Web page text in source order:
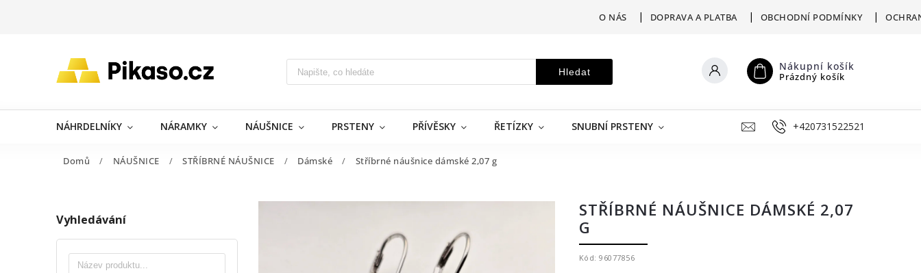
O NÁS DOPRAVA A PLATBA OBCHODNÍ PODMÍNKY
Hledat Nákupní košík
Prázdný košík
NÁHRDELNÍKY NÁRAMKY NÁUŠNICE PRSTENY PŘÍVĚSKY ŘETÍZKY SNUBNÍ PRSTENY ŠPERKY K RYTÍ VÝKUP ZLATNICKÁ
+420731522521
Domů / NÁUŠNICE / STŘÍBRNÉ NÁUŠNICE / Dámské / Stříbrné náušnice dámské 2,07 g
Vyhledávání
STŘÍBRNÉ NÁUŠNICE DÁMSKÉ 2,07
G
Kód: 96077856